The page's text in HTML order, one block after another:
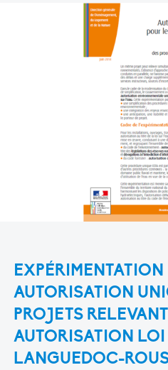
EXPÉRIMENTATION
AUTORISATION
PROJETS
AUTORISATION LOI
LANGUEDOC-